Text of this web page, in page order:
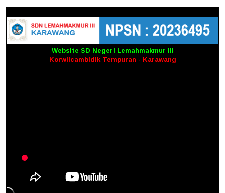
Website SD Negeri Lemahmakmur III
Korwilcambidik Tempuran - Karawang